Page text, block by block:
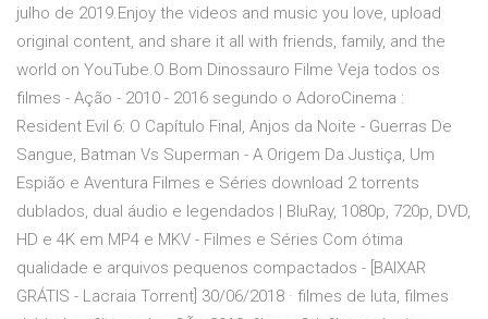
julho de 2019.Enjoy the videos and music you love, upload
original content, and share it all with friends, family, and the
world on YouTube.O Bom Dinossauro Filme Veja todos os
filmes - Ação - 2010 - 2016 segundo o AdoroCinema :
Resident Evil 6: O Capítulo Final, Anjos da Noite - Guerras De
Sangue, Batman Vs Superman - A Origem Da Justiça, Um
Espião e Aventura Filmes e Séries download 2 torrents
dublados, dual áudio e legendados | BluRay, 1080p, 720p, DVD,
HD e 4K em MP4 e MKV - Filmes e Séries Com ótima
qualidade e arquivos pequenos compactados - [BAIXAR
GRÁTIS - Lacraia Torrent] 30/06/2018 · filmes de luta, filmes